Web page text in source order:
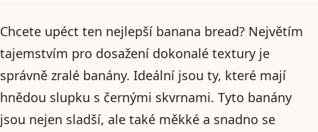
Chcete upéct ten nejlepší banana bread? Největím
tajemstvím pro dosažení dokonalé textury je
správně zralé banány. Ideální jsou ty, které mají
hnědou slupku s černými skvrnami. Tyto banány
jsou nejen sladší, ale také měkké a snadno se